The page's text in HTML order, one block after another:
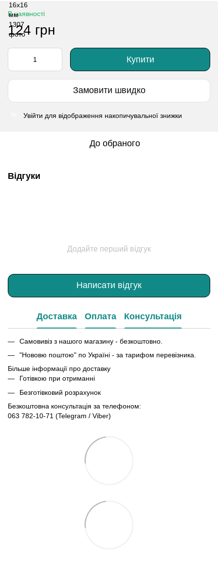
В наявності
124 грн
Купити
Замовити швидко
Увійти для відображення накопичувальної знижки
До обраного
Відгуки
Додайте перший відгук
Написати відгук
Доставка Оплата Консультація
Самовивіз з нашого магазину - безкоштовно.
"Нововю поштою" по Україні - за тарифом перевізника.
Більше інформації про доставку
Готівкою при отриманні
Безготівковий розрахунок
Безкоштовна консультація за телефоном:
063 782-10-71 (Telegram / Viber)